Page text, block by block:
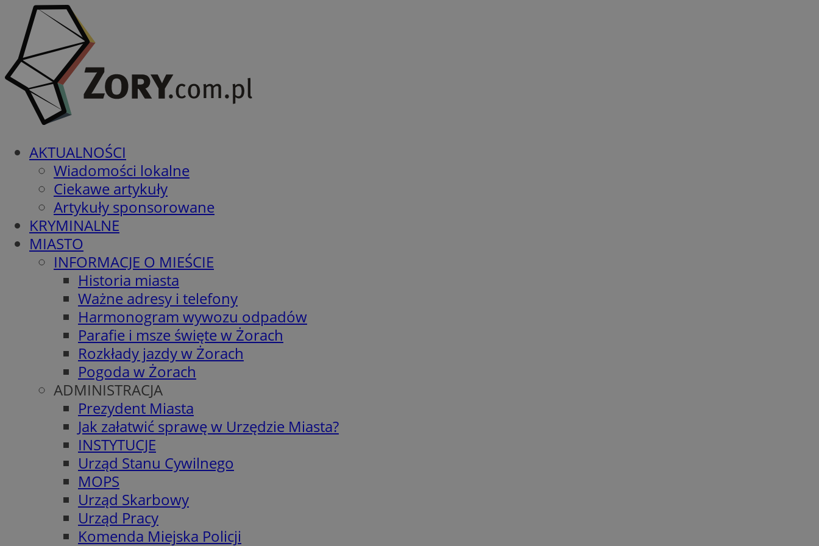
AKTUALNOŚCI
Wiadomości lokalne
Ciekawe artykuły
Artykuły sponsorowane
KRYMINALNE
MIASTO
INFORMACJE O MIEŚCIE
Historia miasta
Ważne adresy i telefony
Harmonogram wywozu odpadów
Parafie i msze święte w Żorach
Rozkłady jazdy w Żorach
Pogoda w Żorach
ADMINISTRACJA
Prezydent Miasta
Jak załatwić sprawę w Urzędzie Miasta?
INSTYTUCJE
Urząd Stanu Cywilnego
MOPS
Urząd Skarbowy
Urząd Pracy
Komenda Miejska Policji